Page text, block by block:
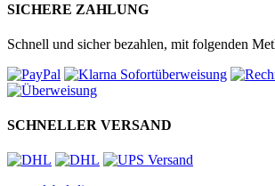
SICHERE ZAHLUNG
Schnell und sicher bezahlen, mit folgenden
SCHNELLER VERSAND